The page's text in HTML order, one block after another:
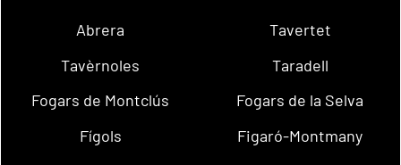
Abrera
Tavertet
Tavèrnoles
Taradell
Fogars de Montclús
Fogars de la Selva
Fígols
Figaró-Montmany